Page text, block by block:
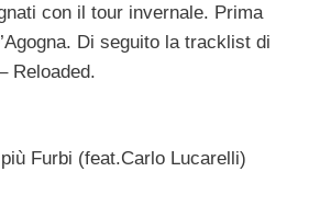
con il tour invernale. Prima
Di seguito la tracklist di
Reloaded.
Furbi (feat.Carlo Lucarelli)